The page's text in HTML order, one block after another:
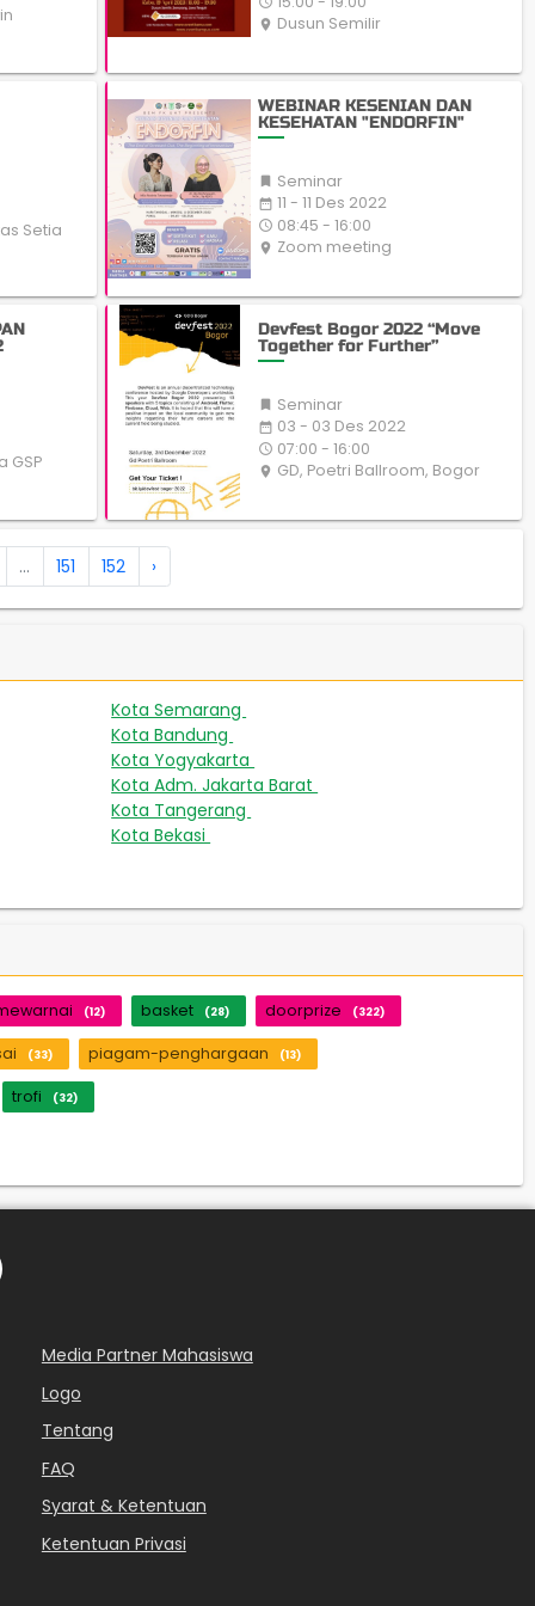
place Dusun Semilir
Setia
WEBINAR KESENIAN DAN
KESEHATAN "ENDORFIN"
Seminar
date_range 11 - 11 Des 2022
access_time 08:45 - 16:00
place Zoom meeting
GSP
Devfest Bogor 2022 “Move
Together for Further”
Seminar
date_range 03 - 03 Des 2022
access_time 07:00 - 16:00
place GD, Poetri Ballroom, Bogor
... 151 152 ›
Kota Semarang
Kota Bandung
Kota Yogyakarta
Kota Adm. Jakarta Barat
Kota Tangerang
Kota Bekasi
(12) basket (28) doorprize (322)
(33) piagam-penghargaan (13)
trofi (32)
Media Partner Mahasiswa
Logo
Tentang
FAQ
Syarat & Ketentuan
Ketentuan Privasi